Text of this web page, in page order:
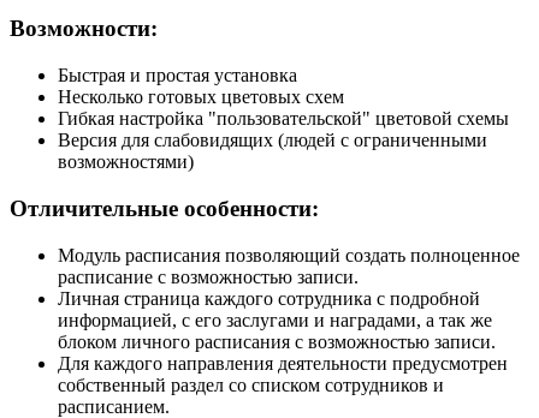
Возможности:
Быстрая и простая установка
Несколько готовых цветовых схем
Гибкая настройка "пользовательской" цветовой схемы
Версия для слабовидящих (людей с ограниченными
возможностями)
Отличительные особенности:
Модуль расписания позволяющий создать полноценное
расписание с возможностью записи.
Личная страница каждого сотрудника с подробной
информацией, с его заслугами и наградами, а так же
блоком личного расписания с возможностью записи.
Для каждого направления деятельности предусмотрен
собственный раздел со списком сотрудников и
расписанием.